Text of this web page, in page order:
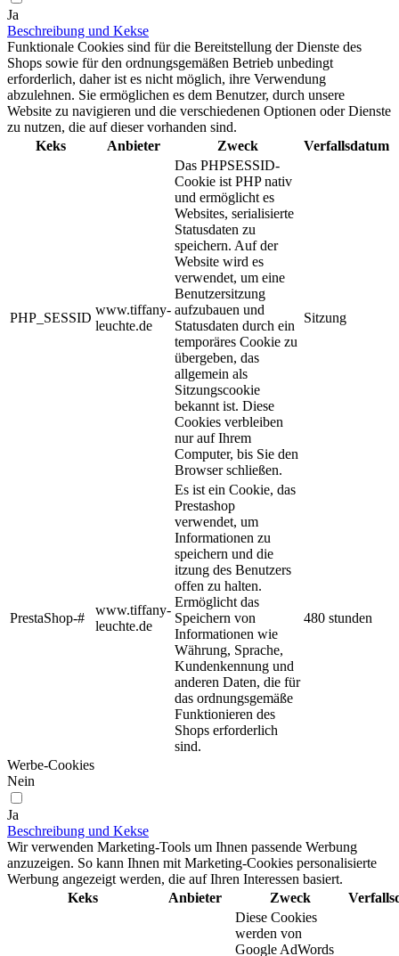
Ja
Beschreibung und Kekse
Funktionale Cookies sind für die Bereitstellung der Dienste des
Shops sowie für den ordnungsgemäßen Betrieb unbedingt
erforderlich, daher ist es nicht möglich, ihre Verwendung
abzulehnen. Sie ermöglichen es dem Benutzer, durch unsere
Website zu navigieren und die verschiedenen Optionen oder Dienste
zu nutzen, die auf dieser vorhanden sind.
Keks
Anbieter Zweck Verfallsdatum
PHP_SESSID
www.tiffany-
leuchte.de
Das PHPSESSID-
Cookie ist PHP nativ
und ermöglicht es
Websites, serialisierte
Statusdaten zu
speichern. Auf der
Website wird es
verwendet, um eine
Benutzersitzung
aufzubauen und
Statusdaten durch ein
temporäres Cookie zu
übergeben, das
allgemein als
Sitzungscookie
bekannt ist. Diese
Cookies verbleiben
nur auf Ihrem
Computer, bis Sie den
Browser schließen.
Sitzung
PrestaShop-#
www.tiffany-
leuchte.de
Es ist ein Cookie, das
Prestashop
verwendet, um
Informationen zu
speichern und die
itzung des Benutzers
offen zu halten.
Ermöglicht das
Speichern von
Informationen wie
Währung, Sprache,
Kundenkennung und
anderen Daten, die für
das ordnungsgemäße
Funktionieren des
Shops erforderlich
sind.
480 stunden
Werbe-Cookies
Nein
Ja
Beschreibung und Kekse
Wir verwenden Marketing-Tools um Ihnen passende Werbung
anzuzeigen. So kann Ihnen mit Marketing-Cookies personalisierte
Werbung angezeigt werden, die auf Ihren Interessen basiert.
Keks
Anbieter Zweck
Diese Cookies
werden von
Google AdWords